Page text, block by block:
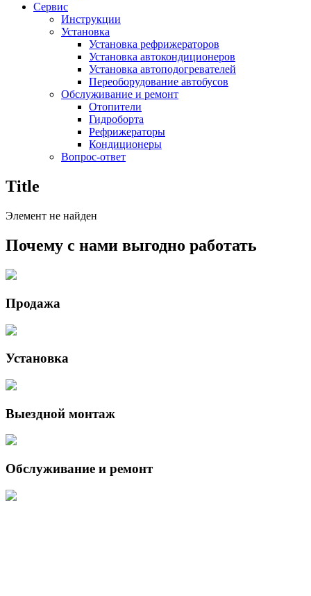
Сервис
Инструкции
Установка
Установка рефрижераторов
Установка автокондиционеров
Установка автоподогревателей
Переоборудование автобусов
Обслуживание и ремонт
Отопители
Гидроборта
Рефрижераторы
Кондиционеры
Вопрос-ответ
Title
Элемент не найден
Почему с нами выгодно работать
Продажа
Установка
Выездной монтаж
Обслуживание и ремонт